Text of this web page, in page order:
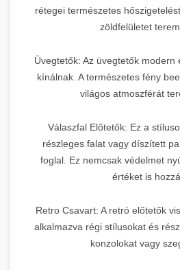
rétegei természetes
zöldfelületet
Üvegtetők: Az üvegtetők modern
kínálnak. A természetes fény
világos atmoszférát
Válaszfal Előtetők: Ez a
részleges falat vagy díszített
foglal. Ez nemcsak védelmet
értéket is
Retro Csavart: A retró előtetők
alkalmazva régi stílusokat és
konzolokat vagy